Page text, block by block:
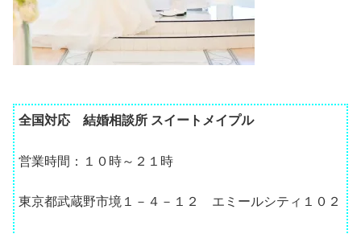
全国対応 結婚相談所 スイートメイプル
営業時間：１０時～２１時
東京都武蔵野市境１－４－１２ エミールシティ１０２